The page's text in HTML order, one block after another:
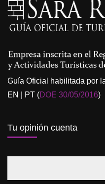
Guía Oficial habilitada por
EN | PT (DOE 30/05/2016)
Tu opinión cuenta